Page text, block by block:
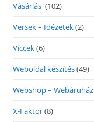
Vásárlás (102)
Versek – Idézetek(2)
Viccek(6)
Weboldal készítés(49)
Webshop – Webáruház
X-Faktor(8)